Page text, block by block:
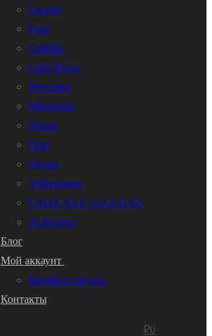
Gazelle
Ford
Cadillac
Land Rover
Mercedes
Mitsubishi
Nissan
Opel
Toyota
Volkswagen
LADA-VAZ- GAZ-UAZ
3d Колеса
Блог
Мой аккаунт
Профиль автора
Контакты
₽0